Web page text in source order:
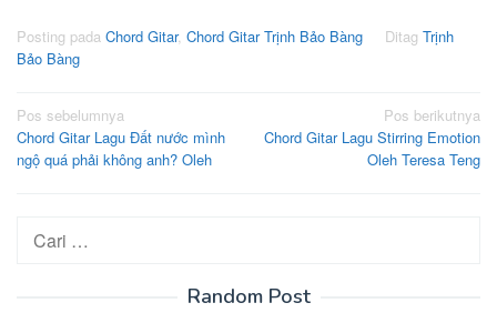
Posting pada Chord Gitar, Chord Gitar Trịnh Bảo Bàng Ditag Trịnh
Bảo Bàng
Navigasi
pos
Pos sebelumnya
Chord Gitar Lagu Đất nước mình
ngộ quá phải không anh? Oleh
Pos berikutnya
Chord Gitar Lagu Stirring Emotion
Oleh Teresa Teng
Cari
untuk:
Random Post